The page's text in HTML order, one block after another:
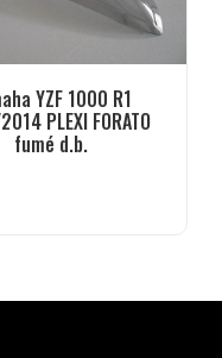
YZF 1000 R1
PLEXI FORATO
fumé d.b.